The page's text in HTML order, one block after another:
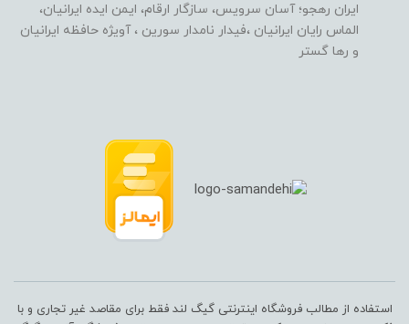
ایران رهجو؛ آسان سرویس، سازگار ارقام، ایمن ایده ایرانیان،
الماس رایان ایرانیان ،فیدار نامدار سورین ، آویژه حافظه ایرانیان
و رها گستر
استفاده از مطالب فروشگاه اینترنتی گیگ لند فقط برای مقاصد غیر تجاری و با